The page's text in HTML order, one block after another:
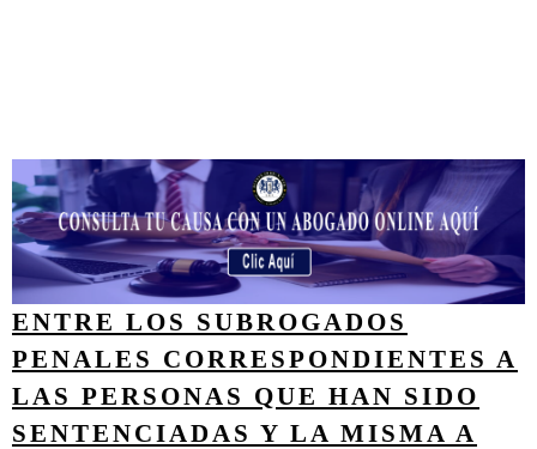
ENTRE LOS SUBROGADOS
PENALES CORRESPONDIENTES A
LAS PERSONAS QUE HAN SIDO
SENTENCIADAS Y LA MISMA A